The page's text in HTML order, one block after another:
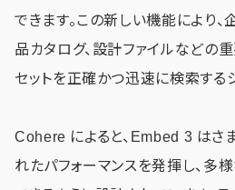
できます。この新しい機能により
品カタログ、設計ファイルなどの
セットを正確かつ迅速に検索する
Cohere によると、Embed 3 はさ
れたパフォーマンスを発揮し、多